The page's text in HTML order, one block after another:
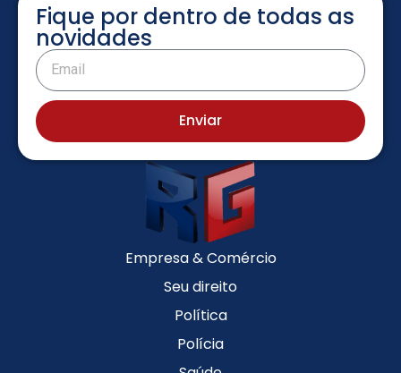
Fique por dentro de todas as
novidades
Enviar
Empresa & Comércio
Seu direito
Política
Polícia